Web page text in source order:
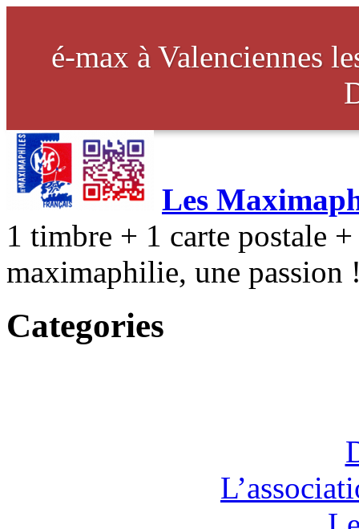
é-max à Valenciennes
Les
1 timbre + 1 carte postale
maximaphilie, une passion
Categories